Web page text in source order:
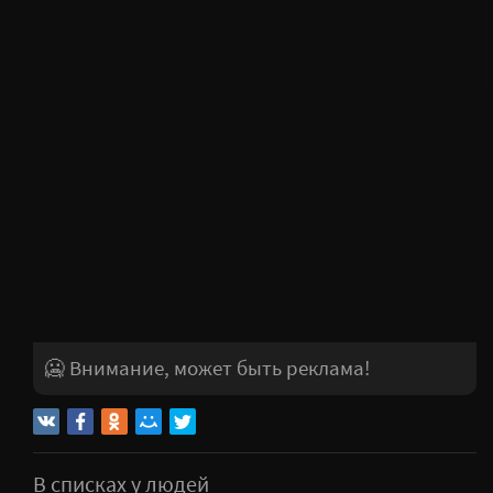
🥶 Внимание, может быть реклама!
В списках у людей